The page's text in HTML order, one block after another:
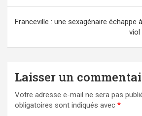
l’article
Franceville : une sexagénaire échappe
viol
Laisser un
Votre adresse e-mail ne sera pas
obligatoires sont indiqués avec *